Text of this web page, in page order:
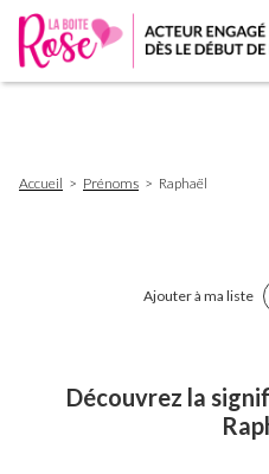
d'Ariane
Accueil Prénoms Raphaël
Ajouter à ma liste
Découvrez la